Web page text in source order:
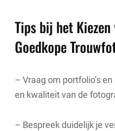
Tips bij het Kiezen
Goedkope
– Vraag om portfolio’s
en kwaliteit van de
– Bespreek duidelijk je